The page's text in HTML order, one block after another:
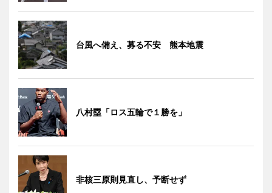
台風へ備え、募る不安 熊本地震
八村塁「ロス五輪で１勝を」
非核三原則見直し、予断せず